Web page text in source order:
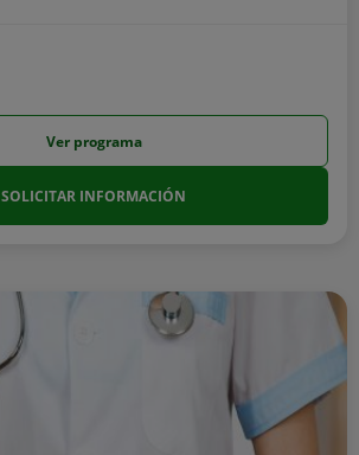
Ver programa
SOLICITAR INFORMACIÓN